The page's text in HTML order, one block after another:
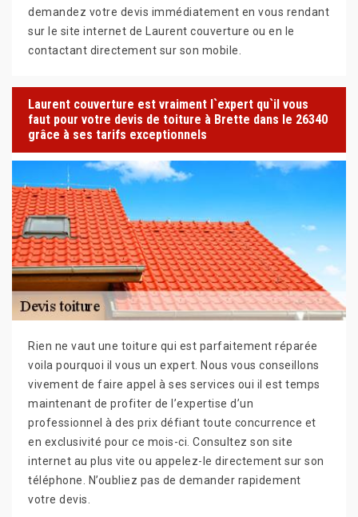
demandez votre devis immédiatement en vous rendant
sur le site internet de Laurent couverture ou en le
contactant directement sur son mobile.
Laurent couverture est vraiment l`expert qu`il vous
faut pour votre devis de toiture à Brette dans le 26340
grâce à ses tarifs exceptionnels
Rien ne vaut une toiture qui est parfaitement réparée
voila pourquoi il vous un expert. Nous vous conseillons
vivement de faire appel à ses services oui il est temps
maintenant de profiter de l’expertise d’un
professionnel à des prix défiant toute concurrence et
en exclusivité pour ce mois-ci. Consultez son site
internet au plus vite ou appelez-le directement sur son
téléphone. N’oubliez pas de demander rapidement
votre devis.